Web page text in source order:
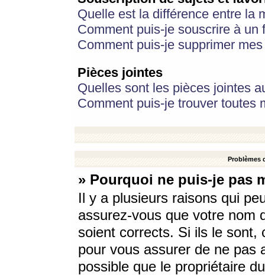
Quelle est la différence entre la
Comment puis-je souscrire à
Comment puis-je supprimer
Pièces jointes
Quelles sont les pièces jointes
Comment puis-je trouver toutes
Problèmes
» Pourquoi ne puis-je pas
Il y a plusieurs raisons qui
assurez-vous que votre nom
soient corrects. Si ils le sont,
pour vous assurer de ne pas
possible que le propriétaire